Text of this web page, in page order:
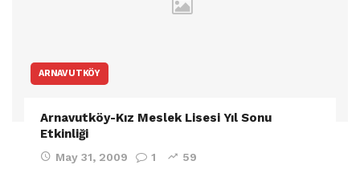
ARNAVUTKÖY
Arnavutköy-Kız Meslek Lisesi Yıl Sonu
Etkinliği
May 31, 2009 1 59